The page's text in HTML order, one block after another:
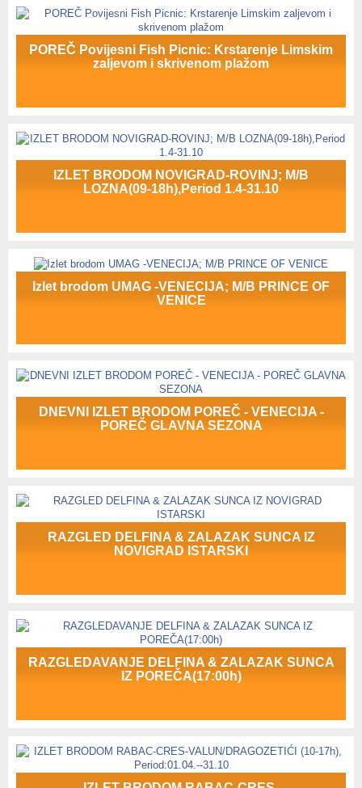
POREČ Povijesni Fish Picnic: Krstarenje Limskim
zaljevom i skrivenom plažom
IZLET BRODOM NOVIGRAD-ROVINJ; M/B
LOZNA(09-18h),Period 1.4-31.10
Izlet brodom UMAG -VENECIJA; M/B PRINCE OF
VENICE
DNEVNI IZLET BRODOM POREČ - VENECIJA -
POREČ GLAVNA SEZONA
RAZGLED DELFINA & ZALAZAK SUNCA IZ
NOVIGRAD ISTARSKI
RAZGLEDAVANJE DELFINA & ZALAZAK SUNCA
IZ POREČA(17:00h)